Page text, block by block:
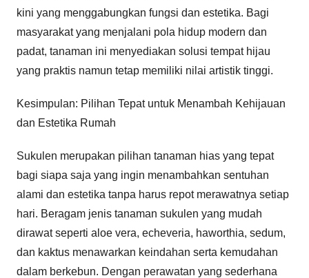
kini yang menggabungkan fungsi dan estetika. Bagi
masyarakat yang menjalani pola hidup modern dan
padat, tanaman ini menyediakan solusi tempat hijau
yang praktis namun tetap memiliki nilai artistik tinggi.
Kesimpulan: Pilihan Tepat untuk Menambah Kehijauan
dan Estetika Rumah
Sukulen merupakan pilihan tanaman hias yang tepat
bagi siapa saja yang ingin menambahkan sentuhan
alami dan estetika tanpa harus repot merawatnya setiap
hari. Beragam jenis tanaman sukulen yang mudah
dirawat seperti aloe vera, echeveria, haworthia, sedum,
dan kaktus menawarkan keindahan serta kemudahan
dalam berkebun. Dengan perawatan yang sederhana